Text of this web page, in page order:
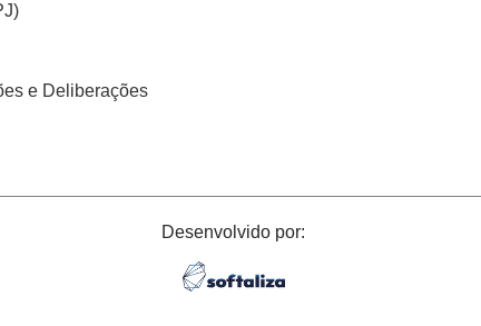
e Deliberações
Desenvolvido por: